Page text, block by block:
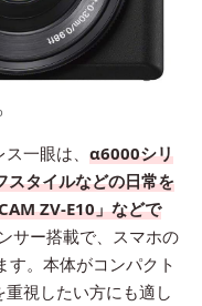
一眼は、 α6000シリ
タイルなどの日常を
ZV-E10」などで
サー搭載で、スマホの
。本体がコンパクト
視したい方にも適し